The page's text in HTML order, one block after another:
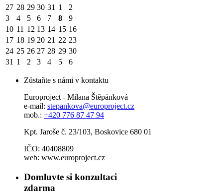
27 28 29 30 31 1
2
3
4 5 6 7 8
9
10 11 12 13 14 15 16
17 18 19 20 21 22 23
24 25 26 27 28 29 30
31 1 2 3 4 5 6
Zůstaňte s námi v kontaktu
Europroject - Milana Štěpánková
e-mail: stepankova@europroject.cz
mob.: +420 776 87 47 94
Kpt. Jaroše č. 23/103, Boskovice 680 01
IČO: 40408809
web: www.europroject.cz
Domluvte si konzultaci
zdarma